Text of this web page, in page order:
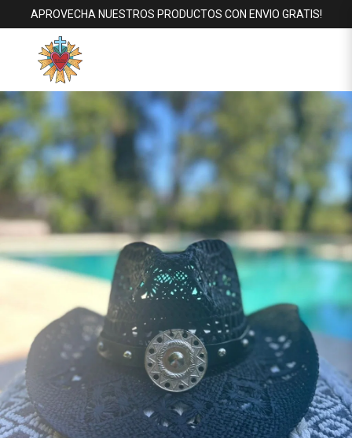
APROVECHA NUESTROS PRODUCTOS CON ENVIO GRATIS!